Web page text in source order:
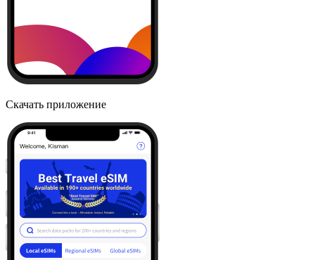
Скачать приложение